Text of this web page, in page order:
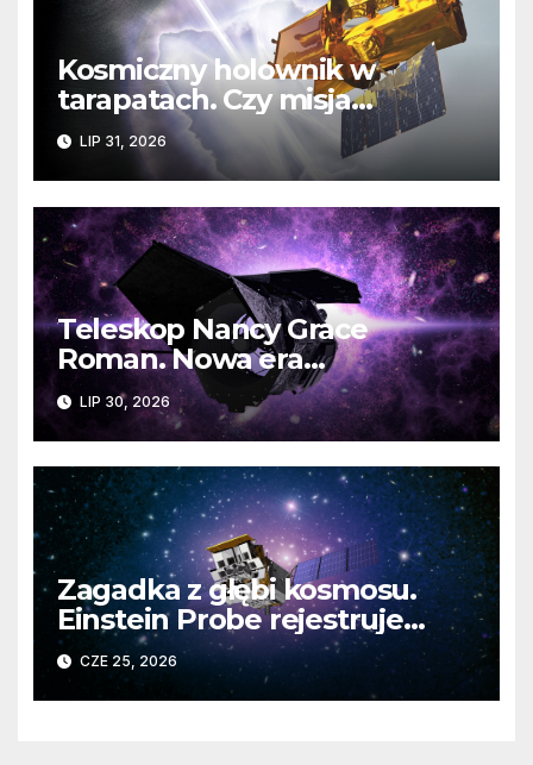
Kosmiczny holownik w
tarapatach. Czy misja
ratowania Teleskopu Swift
jest zagrożona?
LIP 31, 2026
Teleskop Nancy Grace
Roman. Nowa era
kosmicznych odkryć już
wkrótce
LIP 30, 2026
Zagadka z głębi kosmosu.
Einstein Probe rejestruje
bezprecedensowy podwójny
błysk X
CZE 25, 2026